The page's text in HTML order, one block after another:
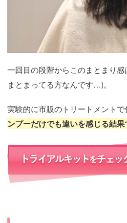
一回目の段階からこのまとまり
まとまってる方なんです…)。
実験的に市販のトリートメントで
ンプーだけでも違いを感じる結果